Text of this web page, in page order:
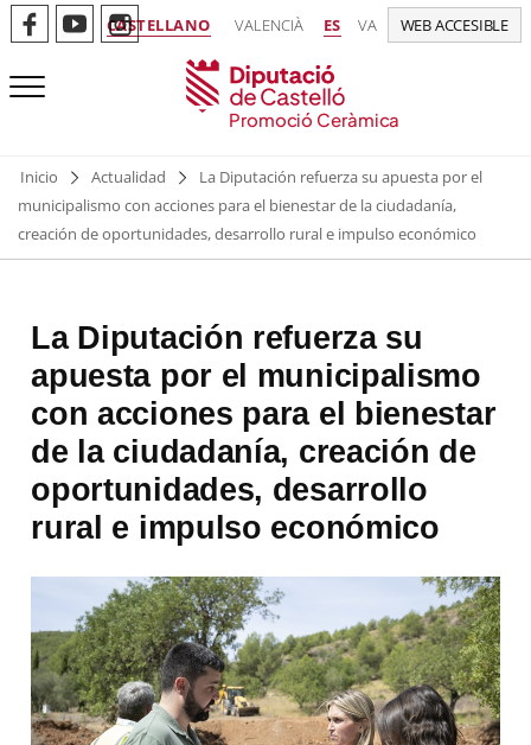
CASTELLANO VALENCIÀ ES VA WEB ACCESIBLE
Promoció Ceràmica
Inicio Actualidad
La Diputación refuerza su apuesta por el
municipalismo con acciones para el bienestar de la ciudadanía,
creación de oportunidades, desarrollo rural e impulso económico
La Diputación refuerza su
apuesta por el municipalismo
con acciones para el bienestar
de la ciudadanía, creación de
oportunidades, desarrollo
rural e impulso económico